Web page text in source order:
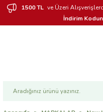
1500 TL ve Üzeri
İndirim